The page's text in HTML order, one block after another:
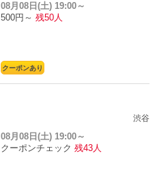
08月08日(土) 19:00～
500円～ 残50人
クーポンあり
渋谷
08月08日(土) 19:00～
クーポンチェック 残43人